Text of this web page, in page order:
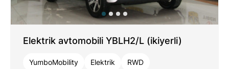
MƏHSULLAR
ƏLAQƏ
Elektrik avtomobili YBLH2/L (ikiyerli)
YumboMobility Elektrik RWD